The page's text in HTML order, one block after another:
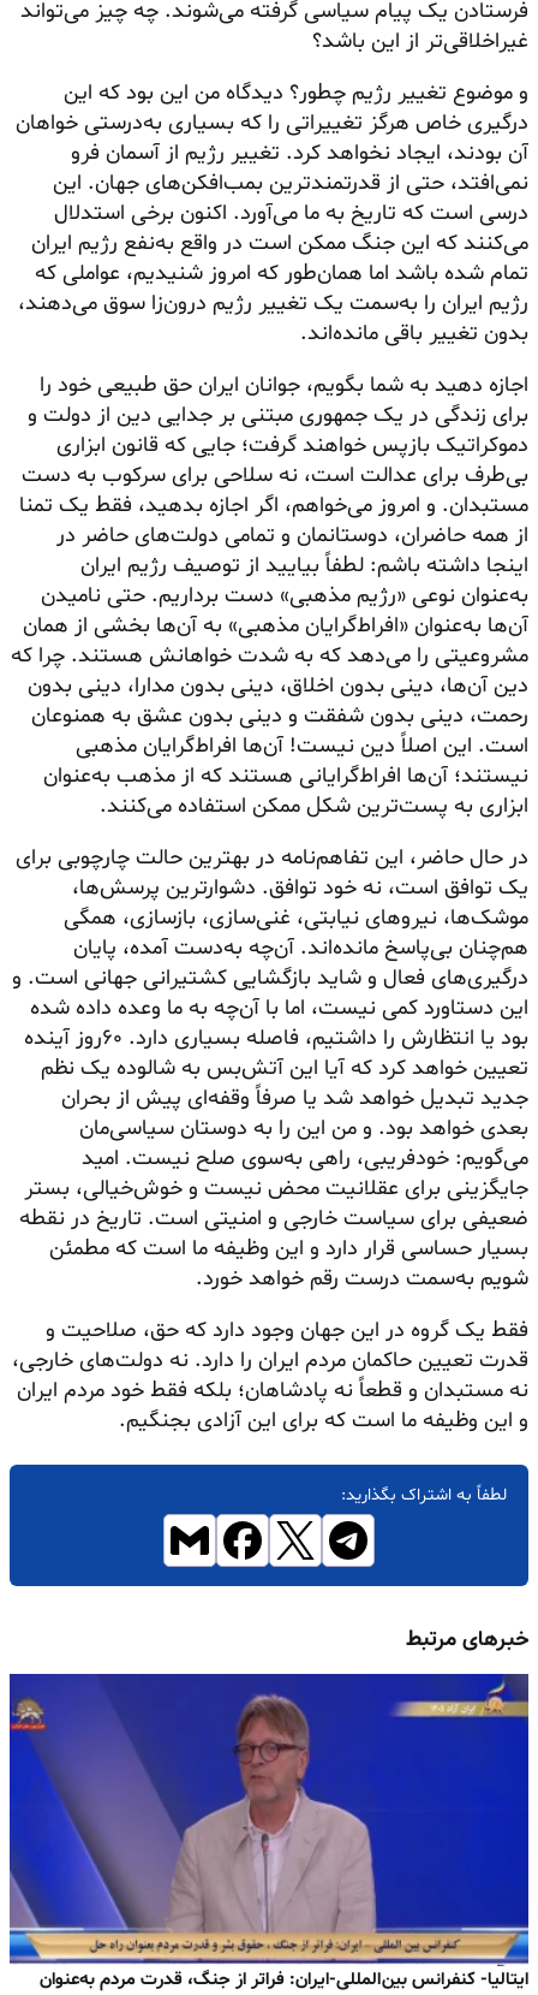
فرستادن یک پیام سیاسی گرفته می‌شوند. چه چیز می‌تواند
غیراخلاقی‌تر از این باشد؟
و موضوع تغییر رژیم چطور؟ دیدگاه من این بود که این
درگیری خاص هرگز تغییراتی را که بسیاری به‌درستی خواهان
آن بودند، ایجاد نخواهد کرد. تغییر رژیم از آسمان فرو
نمی‌افتد، حتی از قدرتمندترین بمب‌افکن‌های جهان. این
درسی است که تاریخ به ما می‌آورد. اکنون برخی استدلال
می‌کنند که این جنگ ممکن است در واقع به‌نفع رژیم ایران
تمام شده باشد اما همان‌طور که امروز شنیدیم، عواملی که
رژیم ایران را به‌سمت یک تغییر رژیم درون‌زا سوق می‌دهند،
بدون تغییر باقی مانده‌اند.
اجازه دهید به شما بگویم، جوانان ایران حق طبیعی خود را
برای زندگی در یک جمهوری مبتنی بر جدایی دین از دولت و
دموکراتیک بازپس خواهند گرفت؛ جایی که قانون ابزاری
بی‌طرف برای عدالت است، نه سلاحی برای سرکوب به دست
مستبدان. و امروز می‌خواهم، اگر اجازه بدهید، فقط یک تمنا
از همه حاضران، دوستانمان و تمامی دولت‌های حاضر در
اینجا داشته باشم: لطفاً بیایید از توصیف رژیم ایران
به‌عنوان نوعی «رژیم مذهبی» دست برداریم. حتی نامیدن
آن‌ها به‌عنوان «افراط‌گرایان مذهبی» به آن‌ها بخشی از همان
مشروعیتی را می‌دهد که به شدت خواهانش هستند. چرا که
دین آن‌ها، دینی بدون اخلاق، دینی بدون مدارا، دینی بدون
رحمت، دینی بدون شفقت و دینی بدون عشق به همنوعان
است. این اصلاً دین نیست! آن‌ها افراط‌گرایان مذهبی
نیستند؛ آن‌ها افراط‌گرایانی هستند که از مذهب به‌عنوان
ابزاری به پست‌ترین شکل ممکن استفاده می‌کنند.
در حال حاضر، این تفاهم‌نامه در بهترین حالت چارچوبی برای
یک توافق است، نه خود توافق. دشوارترین پرسش‌ها،
موشک‌ها، نیروهای نیابتی، غنی‌سازی، بازسازی، همگی
هم‌چنان بی‌پاسخ مانده‌اند. آن‌چه به‌دست آمده، پایان
درگیری‌های فعال و شاید بازگشایی کشتیرانی جهانی است. و
این دستاورد کمی نیست، اما با آن‌چه به ما وعده داده شده
بود یا انتظارش را داشتیم، فاصله بسیاری دارد. ۶۰روز آینده
تعیین خواهد کرد که آیا این آتش‌بس به شالوده یک نظم
جدید تبدیل خواهد شد یا صرفاً وقفه‌ای پیش از بحران
بعدی خواهد بود. و من این را به دوستان سیاسی‌مان
می‌گویم: خودفریبی، راهی به‌سوی صلح نیست. امید
جایگزینی برای عقلانیت محض نیست و خوش‌خیالی، بستر
ضعیفی برای سیاست خارجی و امنیتی است. تاریخ در نقطه
بسیار حساسی قرار دارد و این وظیفه ما است که مطمئن
شویم به‌سمت درست رقم خواهد خورد.
فقط یک گروه در این جهان وجود دارد که حق، صلاحیت و
قدرت تعیین حاکمان مردم ایران را دارد. نه دولت‌های خارجی،
نه مستبدان و قطعاً نه پادشاهان؛ بلکه فقط خود مردم ایران
و این وظیفه ما است که برای این آزادی بجنگیم.
لطفاً به اشتراک بگذارید:
خبرهای مرتبط
ایتالیا- کنفرانس بین‌المللی-ایران: فراتر از جنگ، قدرت مردم به‌عنوان